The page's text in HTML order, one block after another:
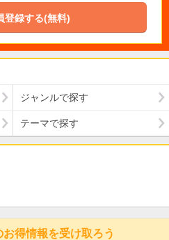
登録する(無料)
ジャンルで探す
テーマで探す
お得情報を受け取ろう